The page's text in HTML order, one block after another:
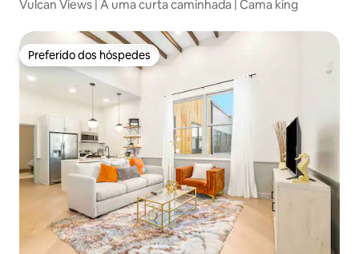
Vulcan Views | A uma curta caminhada | Cama king
Preferido dos hóspedes
Preferido dos hóspedes